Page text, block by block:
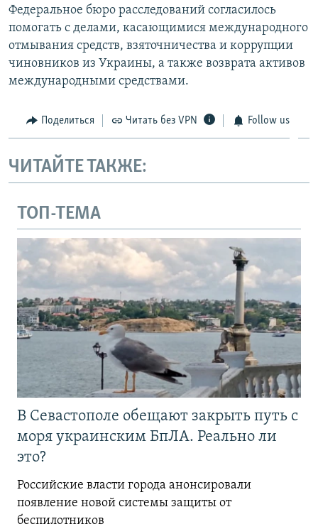
Федеральное бюро расследований согласилось
помогать с делами, касающимися международного
отмывания средств, взяточничества и коррупции
чиновников из Украины, а также возврата активов
международными средствами.
Поделиться Читать без VPN Follow us
ЧИТАЙТЕ ТАКЖЕ:
ТОП-ТЕМА
В Севастополе обещают закрыть путь с
моря украинским БпЛА. Реально ли
это?
Российские власти города анонсировали
появление новой системы защиты от
беспилотников